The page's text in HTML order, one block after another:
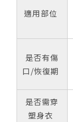
適用部位
是否有傷
口/恢復期
是否需穿
塑身衣